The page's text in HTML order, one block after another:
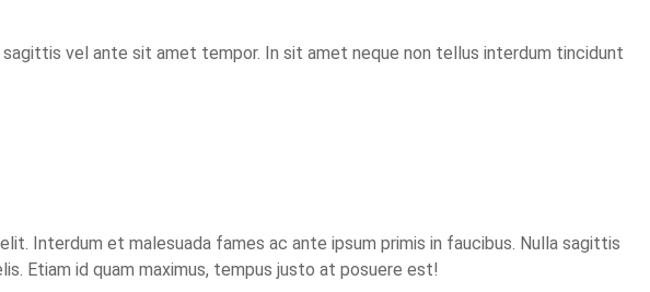
vel ante sit amet tempor. In sit amet neque non tellus interdum tincidunt
Interdum et malesuada fames ac ante ipsum primis in faucibus. Nulla sagittis
Etiam id quam maximus, tempus justo at posuere est!